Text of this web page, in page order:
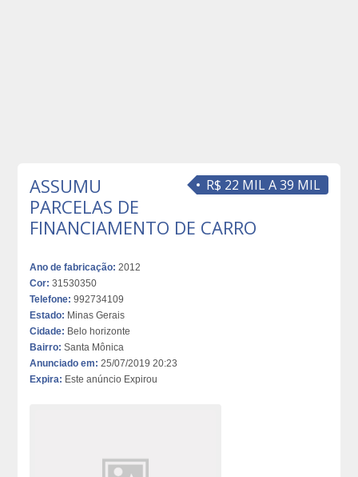
R$ 22 MIL A 39 MIL
ASSUMU
PARCELAS DE
FINANCIAMENTO DE CARRO
Ano de fabricação: 2012
Cor: 31530350
Telefone: 992734109
Estado: Minas Gerais
Cidade: Belo horizonte
Bairro: Santa Mônica
Anunciado em: 25/07/2019 20:23
Expira: Este anúncio Expirou